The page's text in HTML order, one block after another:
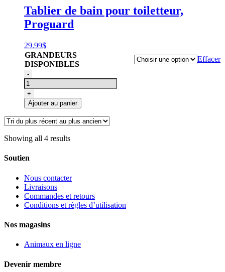
Tablier de bain pour toiletteur,
Proguard
29.99$
GRANDEURS
DISPONIBLES
Effacer
quantité
de
Tablier
de
bain
pour
toilettage
d'animaux,
Proguard
-
+
Ajouter au panier
Showing all 4 results
Soutien
Nous contacter
Livraisons
Commandes et retours
Conditions et règles d’utilisation
Nos magasins
Animaux en ligne
Devenir membre